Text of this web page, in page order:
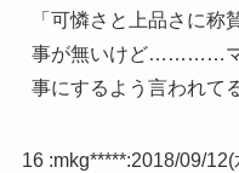
「可憐さと上品さに称
事が無いけど…………マ
事にするよう言われて
16 :mkg*****:2018/09/